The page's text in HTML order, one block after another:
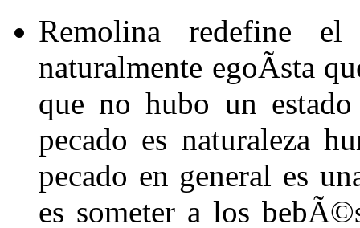
Remolina redefine
naturalmente egoÃ­sta
que no hubo un
pecado es naturaleza
pecado en general es
es someter a los